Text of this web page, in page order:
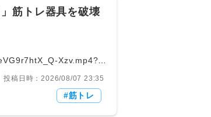
筋トレ器具を破壊
Xzv.mp4?
avc1/1170x2532/EeV
投稿日時：2026/08/07 23:35
筋トレ